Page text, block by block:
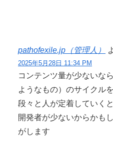
pathofexile.jp（管理人）
2025年5月28日 11:34 PM
コンテンツ量が少ないな
ようなもの）のサイクル
段々と人が定着していく
開発者が少ないからかも
がします